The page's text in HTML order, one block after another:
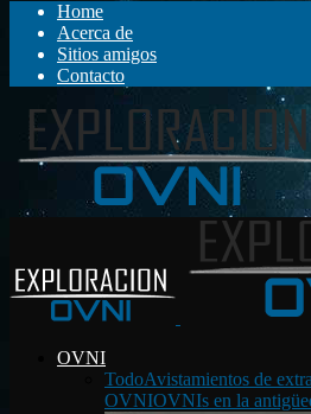
Home
Acerca de
Sitios amigos
Contacto
OVNI
TodoAvistamientos de
OVNIOVNIs en la